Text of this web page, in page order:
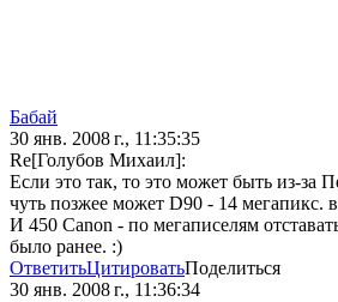
Бaбай
30 янв. 2008 г., 11:35:35
Re[Голубов Михаил]:
Если это так, то это может быть из-за
чуть позжее может D90 - 14 мегапикс.
И 450 Canon - по мегаписелям
было ранее. :)
ОтветитьЦитироватьПоделиться
30 янв. 2008 г., 11:36:34